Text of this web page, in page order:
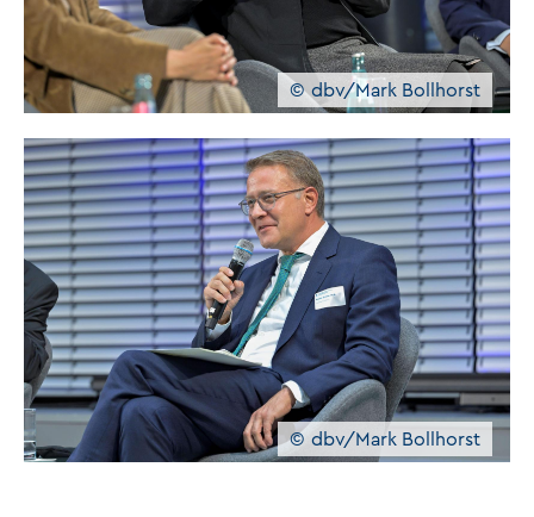
dbv/Mark Bollhorst
dbv/Mark Bollhorst